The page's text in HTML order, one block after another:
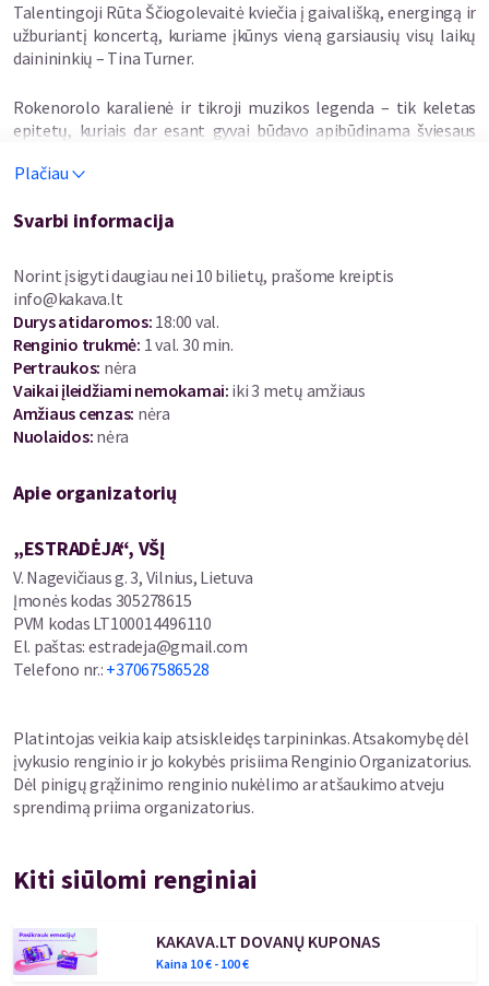
Talentingoji Rūta Ščiogolevaitė kviečia į gaivališką, energingą ir
užburiantį koncertą, kuriame įkūnys vieną garsiausių visų laikų
dainininkių – Tina Turner.
Rokenorolo karalienė ir tikroji muzikos legenda – tik keletas
epitetų, kuriais dar esant gyvai būdavo apibūdinama šviesaus
dainos ir, rodos, visa savastis amžiams įsirėžė į istoriją, kurią
imasi ir Rūta Ščiogolevaitė – padovanoti klausytojams bent dalį
ištisą muzikinę epochą.
Rūta prisipažįsta, jog tai ne pirmoji pažintis su savo dievaitės
kūryba – „Tina Turner Tribute“ ji išbandė daugiau nei prieš
dešimtmetį. Vis tik dabar į šią programą norisi žiūrėti ne tik
brandesniu, bet ir kur kas sentimentalesniu žvilgsniu.
„Kai prieš trejus metus netekome muzikos pasaulio šviesulio -
norisi ją užpildyti, prisimenant Tinos Turner kūrybą, energiją ir
polėkį. Tikiu, kad visi drauge sukursime patirtį, kuri sušildys ir
Lietuvos scenos diva žada subtilų prisilietimą prie Tinos Turner,
perteikiant klausytojams įsimintiniausius jos gyvenimo ir
muzikinio kelio momentus. Vakaro metu susirinkę išgirs puikiai
pažįstamas amerikiečių atlikėjos dainas, tarp kurių rikiuojasi ir
romantiškos baladės, ir ritmingi hitai: „Simply The Best“,
Nostalgiškas, tačiau ilgam į širdį įsirėšiantis koncertas, kuris dar
ir dar kartą primins, jog tikros muzikos legendos niekuomet
nemiršta!
Plačiau
Svarbi informacija
Norint įsigyti daugiau nei 10 bilietų, prašome kreiptis
info@kakava.lt
Durys atidaromos: 18:00 val.
Renginio trukmė: 1 val. 30 min.
Pertraukos: nėra
Vaikai įleidžiami nemokamai: iki 3 metų amžiaus
Amžiaus cenzas: nėra
Nuolaidos: nėra
Apie organizatorių
„ESTRADĖJA“, VŠĮ
V. Nagevičiaus g. 3, Vilnius, Lietuva
Įmonės kodas 305278615
PVM kodas LT100014496110
El. paštas: estradeja@gmail.com
Telefono nr.: +37067586528
Platintojas veikia kaip atsiskleidęs tarpininkas. Atsakomybę dėl
įvykusio renginio ir jo kokybės prisiima Renginio Organizatorius.
Dėl pinigų grąžinimo renginio nukėlimo ar atšaukimo atveju
sprendimą priima organizatorius.
Kiti siūlomi renginiai
KAKAVA.LT DOVANŲ KUPONAS
Kaina 10€ - 100€